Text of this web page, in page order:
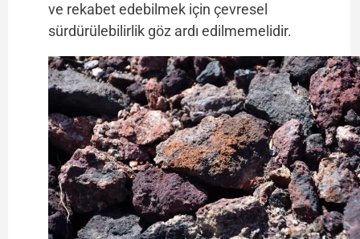
ve rekabet edebilmek için çevresel
sürdürülebilirlik göz ardı edilmemelidir.